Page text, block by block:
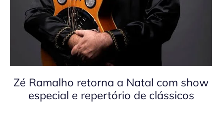
Zé Ramalho retorna a Natal com show
especial e repertório de clássicos